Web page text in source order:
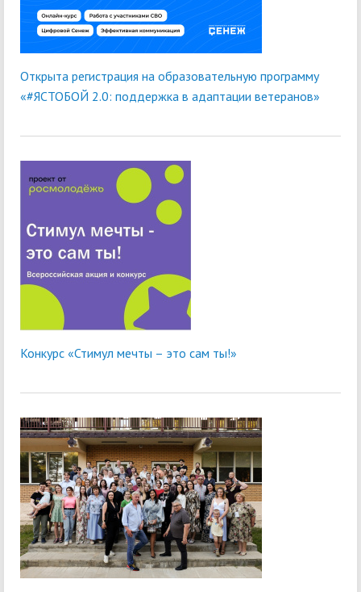
Открыта регистрация на образовательную программу
«#ЯСТОБОЙ 2.0: поддержка в адаптации ветеранов»
Конкурс «Стимул мечты – это сам ты!»